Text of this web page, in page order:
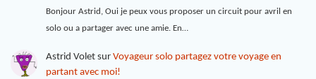
Bonjour Astrid, Oui je peux vous proposer un circuit pour avril en
solo ou a partager avec une amie. En…
Astrid Voletsur Voyageur solo partagez votre voyage en
partant avec moi!